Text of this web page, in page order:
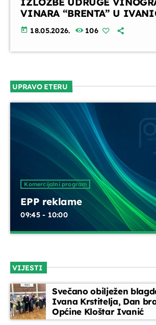
VINARA “BRENTA” U
today 18.05.2026. 106
UPRAVO ETERU
Komercijalni program
EPP reklame
09:45 - 10:00
Plaćeni spotovi, plaćeni oglasi i obavijesti.
VIJESTI
Svečano obilježen
Ivana Krstitelja, Dan
Općine Kloštar Ivanić